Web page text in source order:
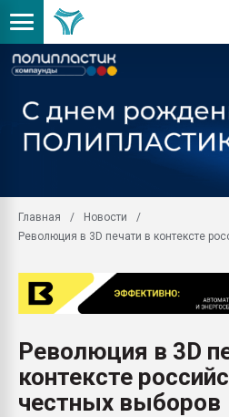
Главная
Новости
Революция в 3D печати в контексте
Революция в 3D
контексте
честных выборов